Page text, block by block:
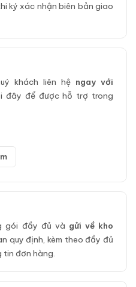
ký xác nhận biên bản giao
khách liên hệ ngay với
đây để được hỗ trợ trong
gói đầy đủ và gửi về kho
quy định, kèm theo đầy đủ
tin đơn hàng.